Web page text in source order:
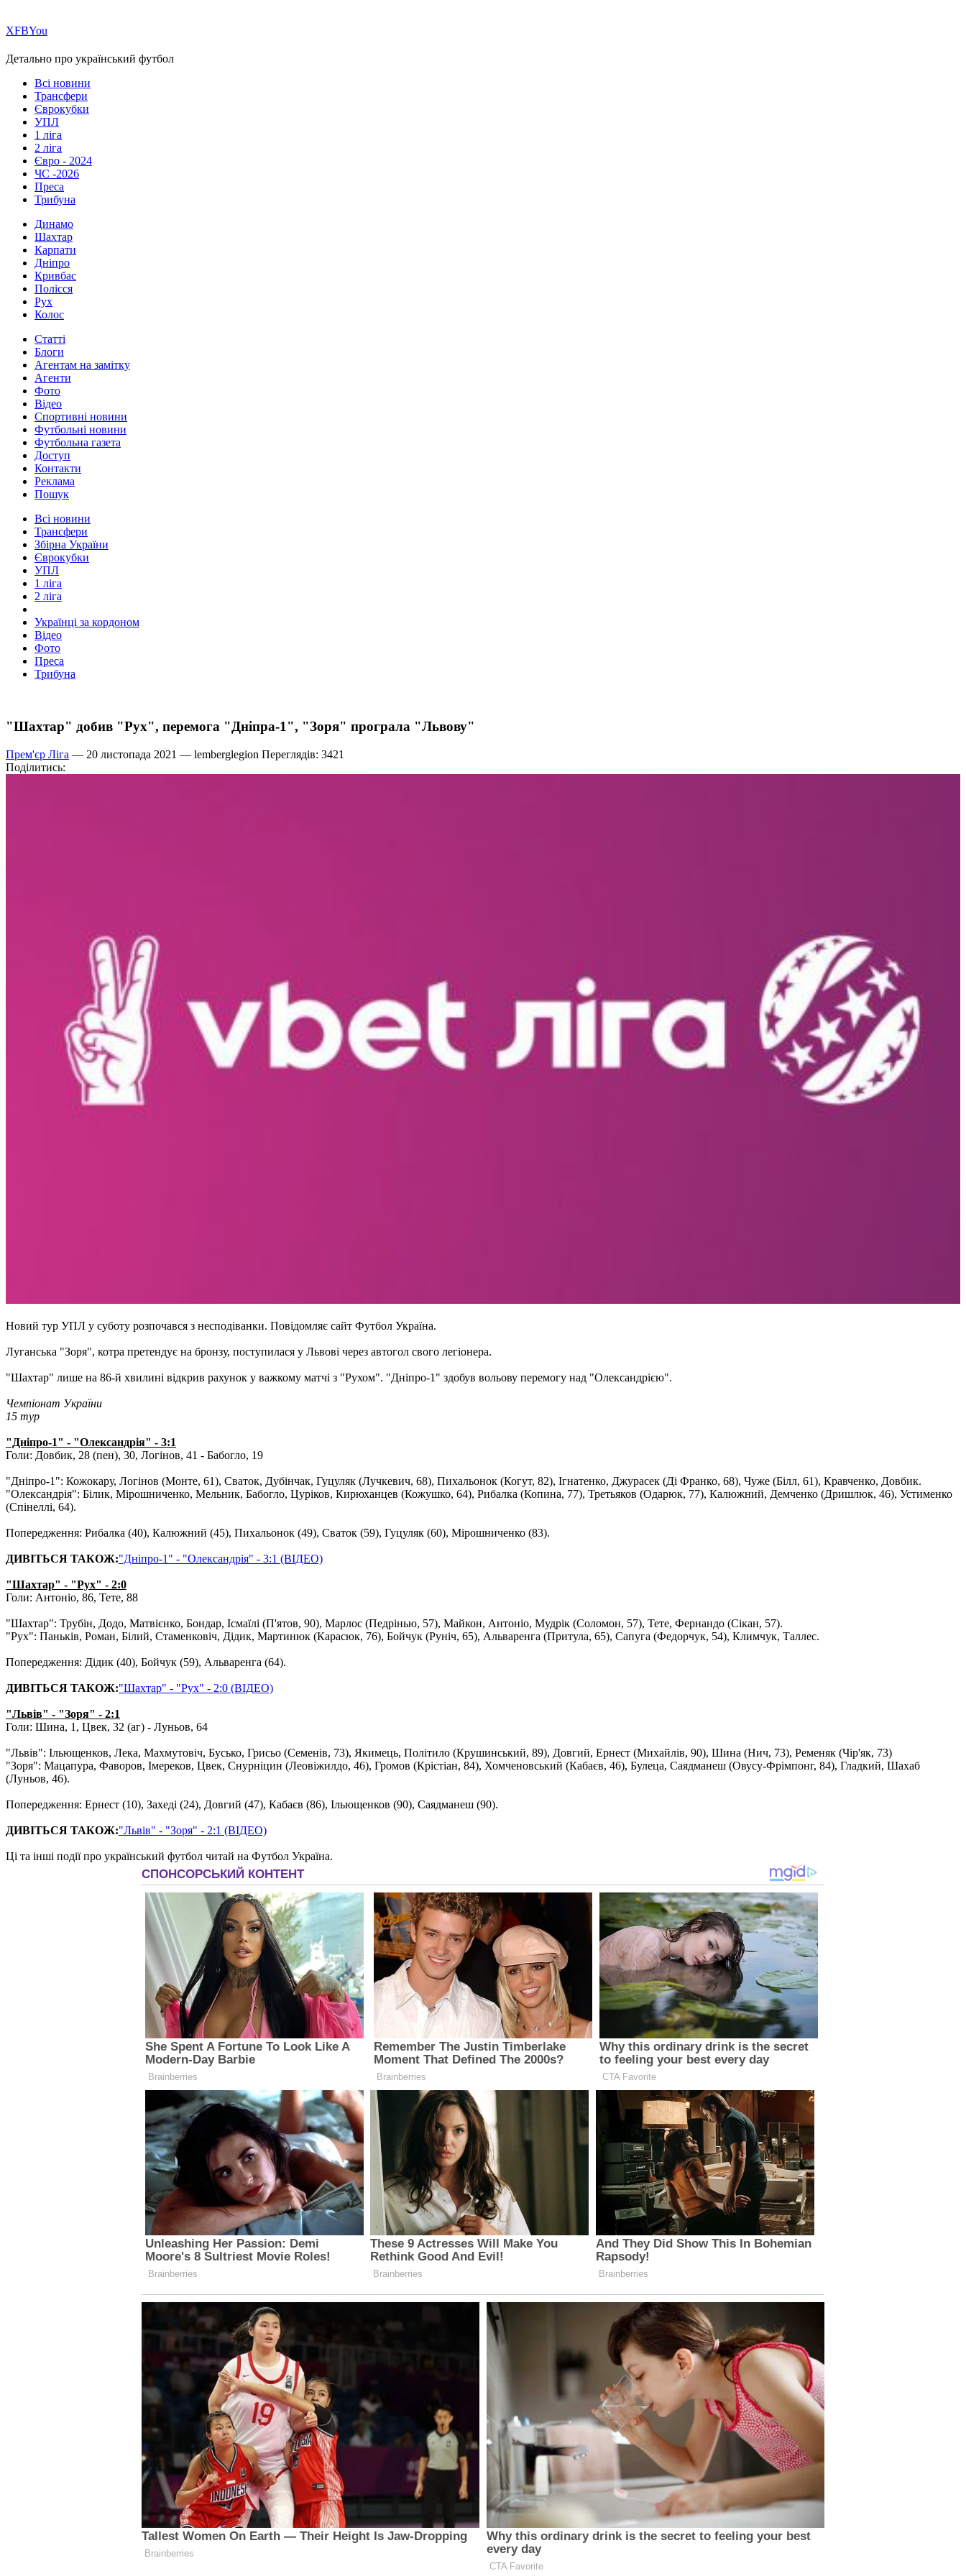
ХFBYou
Детально про український футбол
Всі новини
Трансфери
Єврокубки
УПЛ
1 ліга
2 ліга
Євро - 2024
ЧС -2026
Преса
Трибуна
Динамо
Шахтар
Карпати
Дніпро
Кривбас
Полісся
Рух
Колос
Статті
Блоги
Агентам на замітку
Агенти
Фото
Відео
Спортивні новини
Футбольні новини
Футбольна газета
Доступ
Контакти
Реклама
Пошук
Всі новини
Трансфери
Збірна України
Єврокубки
УПЛ
1 ліга
2 ліга
Українці за кордоном
Відео
Фото
Преса
Трибуна
"Шахтар" добив "Рух", перемога "Дніпра-1", "Зоря" програла "Львову"
Прем'єр Ліга — 20 листопада 2021 — lemberglegion Переглядів: 3421
Поділитись:
Новий тур УПЛ у суботу розпочався з несподіванки. Повідомляє сайт Футбол Україна.
Луганська "Зоря", котра претендує на бронзу, поступилася у Львові через автогол свого легіонера.
"Шахтар" лише на 86-й хвилині відкрив рахунок у важкому матчі з "Рухом". "Дніпро-1" здобув вольову перемогу над "Олександрією".
Чемпіонат України
15 тур
"Дніпро-1" - "Олександрія" - 3:1
Голи: Довбик, 28 (пен), 30, Логінов, 41 - Бабогло, 19
"Дніпро-1": Кожокару, Логінов (Монте, 61), Сваток, Дубінчак, Гуцуляк (Лучкевич, 68), Пихальонок (Когут, 82), Ігнатенко, Джурасек (Ді Франко, 68), Чуже (Білл, 61), Кравченко, Довбик.
"Олександрія": Білик, Мірошниченко, Мельник, Бабогло, Цуріков, Кирюханцев (Кожушко, 64), Рибалка (Копина, 77), Третьяков (Одарюк, 77), Калюжний, Демченко (Дришлюк, 46), Устименко
(Спінеллі, 64).
Попередження: Рибалка (40), Калюжний (45), Пихальонок (49), Сваток (59), Гуцуляк (60), Мірошниченко (83).
ДИВІТЬСЯ ТАКОЖ:"Дніпро-1" - "Олександрія" - 3:1 (ВІДЕО)
"Шахтар" - "Рух" - 2:0
Голи: Антоніо, 86, Тете, 88
"Шахтар": Трубін, Додо, Матвієнко, Бондар, Ісмаїлі (П'ятов, 90), Марлос (Педрінью, 57), Майкон, Антоніо, Мудрік (Соломон, 57), Тете, Фернандо (Сікан, 57).
"Рух": Паньків, Роман, Білий, Стаменковіч, Дідик, Мартинюк (Карасюк, 76), Бойчук (Руніч, 65), Альваренга (Притула, 65), Сапуга (Федорчук, 54), Климчук, Таллес.
Попередження: Дідик (40), Бойчук (59), Альваренга (64).
ДИВІТЬСЯ ТАКОЖ:"Шахтар" - "Рух" - 2:0 (ВІДЕО)
"Львів" - "Зоря" - 2:1
Голи: Шина, 1, Цвек, 32 (аг) - Луньов, 64
"Львів": Ільющенков, Лека, Махмутовіч, Бусько, Грисьо (Семенів, 73), Якимець, Політило (Крушинський, 89), Довгий, Ернест (Михайлів, 90), Шина (Нич, 73), Ременяк (Чір'як, 73)
"Зоря": Мацапура, Фаворов, Імереков, Цвек, Снурніцин (Леовіжилдо, 46), Громов (Крістіан, 84), Хомченовський (Кабаєв, 46), Булеца, Саядманеш (Овусу-Фрімпонг, 84), Гладкий, Шахаб
(Луньов, 46).
Попередження: Ернест (10), Захеді (24), Довгий (47), Кабаєв (86), Ільющенков (90), Саядманеш (90).
ДИВІТЬСЯ ТАКОЖ:"Львів" - "Зоря" - 2:1 (ВІДЕО)
Ці та інші події про український футбол читай на Футбол Україна.